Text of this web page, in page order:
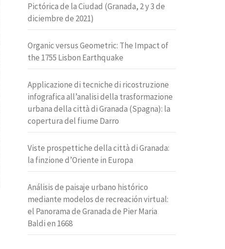
Pictórica de la Ciudad (Granada, 2 y 3 de
diciembre de 2021)
Organic versus Geometric: The Impact of
the 1755 Lisbon Earthquake
Applicazione di tecniche di ricostruzione
infografica all’analisi della trasformazione
urbana della città di Granada (Spagna): la
copertura del fiume Darro
Viste prospettiche della città di Granada:
la finzione d’Oriente in Europa
Análisis de paisaje urbano histórico
mediante modelos de recreación virtual:
el Panorama de Granada de Pier Maria
Baldi en 1668